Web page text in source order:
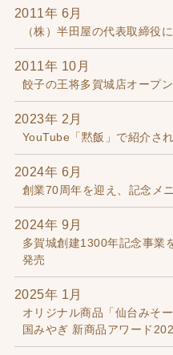
2011年 6月
（株）半田屋の代表取締役
2011年 10月
餃子の王将多賀城店オープン
2023年 2月
YouTube「黙飯」で紹介さ
2024年 6月
創業70周年を迎え、記念メ
2024年 9月
多賀城創建1300年記念事業
発売
2025年 1月
オリジナル商品「仙台みそ
国みやぎ 新商品アワード